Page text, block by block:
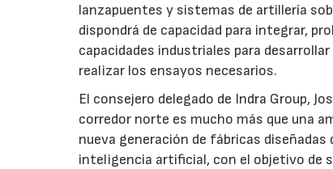
lanzapuentes y sistemas de artillería
dispondrá de capacidad para integrar,
capacidades industriales para
realizar los ensayos necesarios.
El consejero delegado de Indra Group,
corredor norte es mucho más que una
nueva generación de fábricas
inteligencia artificial, con el objetivo de